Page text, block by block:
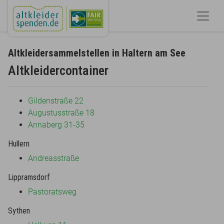
Altkleidersammelstellen in Haltern am See
Altkleidercontainer
Gildenstraße 22
Augustusstraße 18
Annaberg 31-35
Hullern
Andreasstraße
Lippramsdorf
Pastoratsweg
Sythen